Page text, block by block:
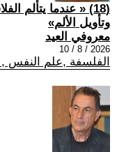
(18) « عندما يتألم
وتأويل الألم»
معروفي العيد
2026 / 8 / 10
الفلسفة ,علم النفس ,